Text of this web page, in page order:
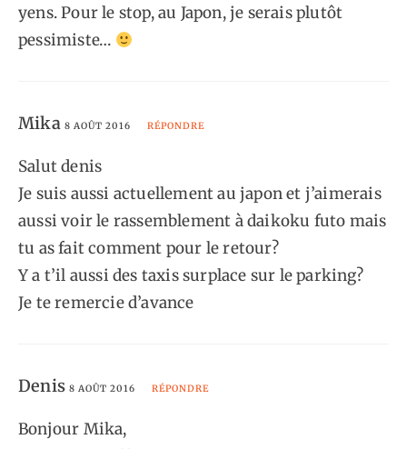
yens. Pour le stop, au Japon, je serais plutôt
pessimiste…
Mika 8 AOÛT 2016 RÉPONDRE
Salut denis
Je suis aussi actuellement au japon et j’aimerais
aussi voir le rassemblement à daikoku futo mais
tu as fait comment pour le retour?
Y a t’il aussi des taxis surplace sur le parking?
Je te remercie d’avance
Denis8 AOÛT 2016 RÉPONDRE
Bonjour Mika,